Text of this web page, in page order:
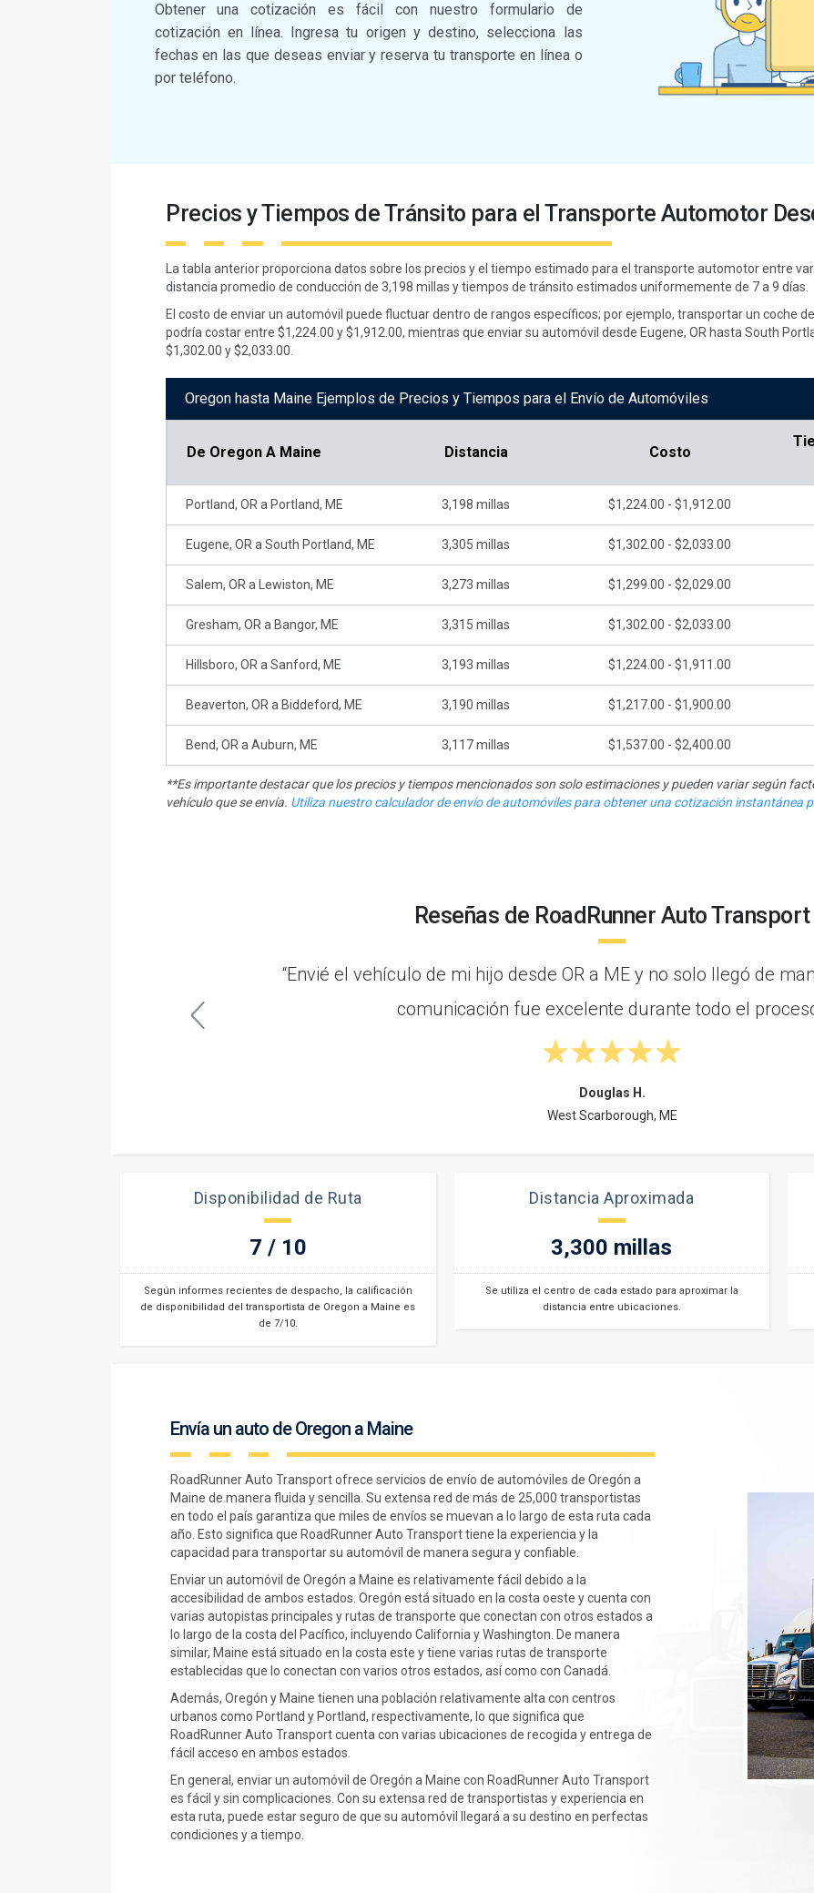
Obtener una cotización es fácil con nuestro formulario de
cotización en línea. Ingresa tu origen y destino, selecciona las
fechas en las que deseas enviar y reserva tu transporte en línea o
por teléfono.
Precios y Tiempos de Tránsito para el Transporte Automotor
La tabla anterior proporciona datos sobre los precios y el tiempo estimado para el transporte automotor entre
distancia promedio de conducción de 3,198 millas y tiempos de tránsito estimados uniformemente de 7 a 9 días.
El costo de enviar un automóvil puede fluctuar dentro de rangos específicos; por ejemplo, transportar un coche
podría costar entre $1,224.00 y $1,912.00, mientras que enviar su automóvil desde Eugene, OR hasta South
$1,302.00 y $2,033.00.
Oregon hasta Maine Ejemplos de Precios y Tiempos para el Envío de Automóviles
De Oregon A Maine Distancia Costo
Portland, OR a Portland, ME 3,198 millas $1,224.00 - $1,912.00
Eugene, OR a South Portland, ME 3,305 millas $1,302.00 - $2,033.00
Salem, OR a Lewiston, ME 3,273 millas $1,299.00 - $2,029.00
Gresham, OR a Bangor, ME 3,315 millas $1,302.00 - $2,033.00
Hillsboro, OR a Sanford, ME 3,193 millas $1,224.00 - $1,911.00
Beaverton, OR a Biddeford, ME 3,190 millas $1,217.00 - $1,900.00
Bend, OR a Auburn, ME 3,117millas $1,537.00 - $2,400.00
**Es importante destacar que los precios y tiempos mencionados son solo estimaciones y pueden variar según
vehículo que se envía. Utiliza nuestro calculador de envío de automóviles para obtener una cotización instantánea
Reseñas de RoadRunner Auto Transport
“Envié el vehículo de mi hijo desde OR a ME y no solo llegó de
comunicación fue excelente durante todo el
Douglas H.
West Scarborough, ME
Disponibilidad de Ruta
7 / 10
Según informes recientes de despacho, la calificación
de disponibilidad del transportista de Oregon a Maine es
de 7/10.
Distancia Aproximada
3,300 millas
Se utiliza el centro de cada estado para aproximar la
distancia entre ubicaciones.
Envía un auto de Oregon a Maine
RoadRunner Auto Transport ofrece servicios de envío de automóviles de Oregón a
Maine de manera fluida y sencilla. Su extensa red de más de 25,000 transportistas
en todo el país garantiza que miles de envíos se muevan a lo largo de esta ruta cada
año. Esto significa que RoadRunner Auto Transport tiene la experiencia y la
capacidad para transportar su automóvil de manera segura y confiable.
Enviar un automóvil de Oregón a Maine es relativamente fácil debido a la
accesibilidad de ambos estados. Oregón está situado en la costa oeste y cuenta con
varias autopistas principales y rutas de transporte que conectan con otros estados a
lo largo de la costa del Pacífico, incluyendo California y Washington. De manera
similar, Maine está situado en la costa este y tiene varias rutas de transporte
establecidas que lo conectan con varios otros estados, así como con Canadá.
Además, Oregón y Maine tienen una población relativamente alta con centros
urbanos como Portland y Portland, respectivamente, lo que significa que
RoadRunner Auto Transport cuenta con varias ubicaciones de recogida y entrega de
fácil acceso en ambos estados.
En general, enviar un automóvil de Oregón a Maine con RoadRunner Auto Transport
es fácil y sin complicaciones. Con su extensa red de transportistas y experiencia en
esta ruta, puede estar seguro de que su automóvil llegará a su destino en perfectas
condiciones y a tiempo.